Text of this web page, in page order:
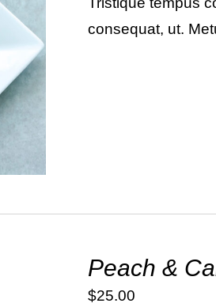
consequat, ut.
Peach &
$25.00